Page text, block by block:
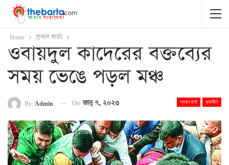
Home প্রধান বার্তা
ওবায়দুল কাদেরের বক্তব্যের
সময় ভেঙে পড়ল মঞ্চ
প্রধান বার্তা রাজনীতি
By Admin On জানু ৭, ২০২৩